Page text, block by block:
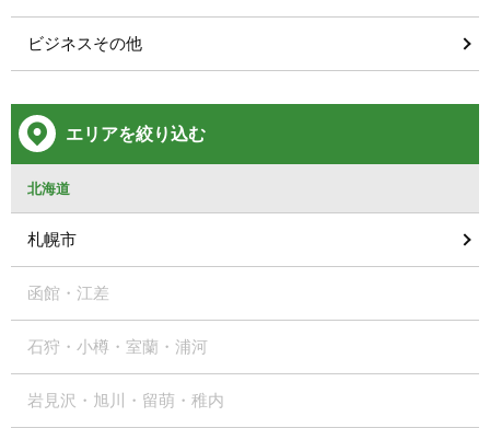
ビジネスその他
エリアを絞り込む
北海道
札幌市
函館・江差
石狩・小樽・室蘭・浦河
岩見沢・旭川・留萌・稚内